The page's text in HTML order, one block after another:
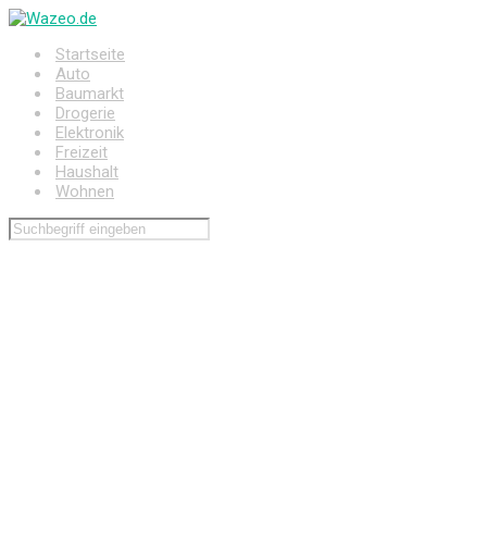
Zum
springenStartseite
Auto
Baumarkt
Drogerie
Elektronik
Freizeit
Haushalt
Wohnen